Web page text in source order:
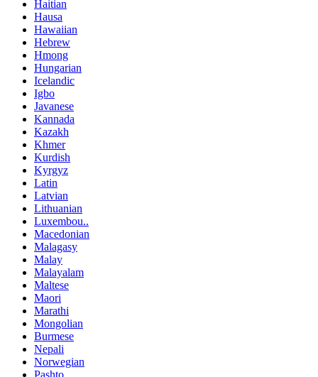
Haitian
Hausa
Hawaiian
Hebrew
Hmong
Hungarian
Icelandic
Igbo
Javanese
Kannada
Kazakh
Khmer
Kurdish
Kyrgyz
Latin
Latvian
Lithuanian
Luxembou..
Macedonian
Malagasy
Malay
Malayalam
Maltese
Maori
Marathi
Mongolian
Burmese
Nepali
Norwegian
Pashto